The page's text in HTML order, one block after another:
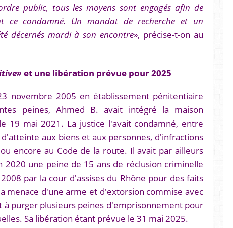
public, tous les moyens sont engagés afin de
ce condamné. Un mandat de recherche et un
décernés mardi à son encontre», précise-t-on au
et une libération prévue pour 2025
novembre 2005 en établissement pénitentiaire
peines, Ahmed B. avait intégré la maison
19 mai 2021. La justice l'avait condamné, entre
aux biens et aux personnes, d'infractions
encore au Code de la route. Il avait par ailleurs
une peine de 15 ans de réclusion criminelle
par la cour d'assises du Rhône pour des faits
menace d'une arme et d'extorsion commise avec
à purger plusieurs peines d'emprisonnement pour
Sa libération étant prévue le 31 mai 2025.